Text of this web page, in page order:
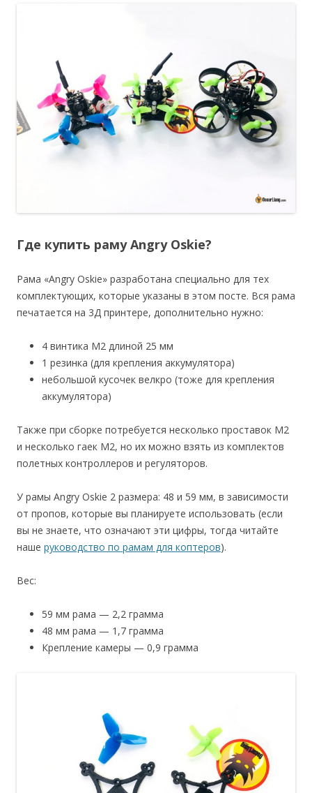
Где купить раму Angry Oskie?
Рама «Angry Oskie» разработана специально для тех
комплектующих, которые указаны в этом посте. Вся рама
печатается на 3Д принтере, дополнительно нужно:
4 винтика М2 длиной 25 мм
1 резинка (для крепления аккумулятора)
небольшой кусочек велкро (тоже для крепления
аккумулятора)
Также при сборке потребуется несколько проставок M2
и несколько гаек M2, но их можно взять из комплектов
полетных контроллеров и регуляторов.
У рамы Angry Oskie 2 размера: 48 и 59 мм, в зависимости
от пропов, которые вы планируете использовать (если
вы не знаете, что означают эти цифры, тогда читайте
наше руководство по рамам для коптеров).
Вес:
59 мм рама — 2,2 грамма
48 мм рама — 1,7 грамма
Крепление камеры — 0,9 грамма